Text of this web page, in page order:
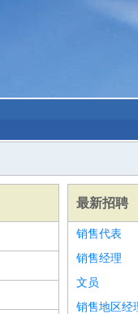
最新招聘
销售代表
销售经理
文员
销售地区经